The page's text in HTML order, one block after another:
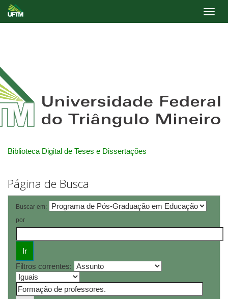
Biblioteca Digital de Teses e Dissertações
Página de Busca
Buscar em:
por
Filtros correntes: